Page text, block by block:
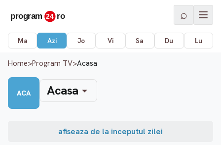
⌕
Ma Azi Jo Vi Sa Du Lu
Home>Program TV>Acasa
ACA Acasa
afiseaza de la inceputul zilei